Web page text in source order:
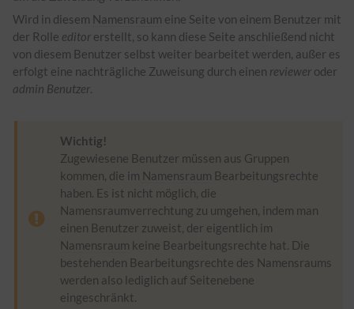
Wird in diesem Namensraum eine Seite von einem Benutzer mit
der Rolle editor erstellt, so kann diese Seite anschließend nicht
von diesem Benutzer selbst weiter bearbeitet werden, außer es
erfolgt eine nachträgliche Zuweisung durch einen reviewer oder
admin Benutzer.
Wichtig!
Zugewiesene Benutzer müssen aus Gruppen
kommen, die im Namensraum Bearbeitungsrechte
haben. Es ist nicht möglich, die
Namensraumverrechtung zu umgehen, indem man
einen Benutzer zuweist, der eigentlich im
Namensraum keine Bearbeitungsrechte hat. Die
bestehenden Bearbeitungsrechte des Namensraums
werden also lediglich auf Seitenebene
eingeschränkt.